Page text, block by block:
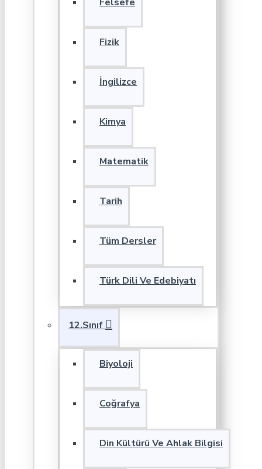
Fizik
İngilizce
Kimya
Matematik
Tarih
Tüm Dersler
Türk Dili Ve Edebiyatı
12.Sınıf
Biyoloji
Coğrafya
Din Kültürü Ve Ahlak Bilgisi